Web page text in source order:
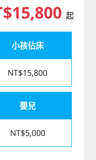
起
小孩佔床
NT$15,800
嬰兒
NT$5,000